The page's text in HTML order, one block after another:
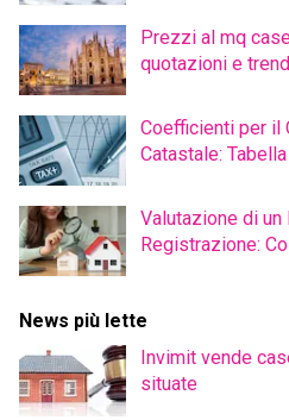
Prezzi al mq
quotazioni e trend
Coefficienti per il
Catastale:
Valutazione di
Registrazione:
News più lette
Invimit vende
situate